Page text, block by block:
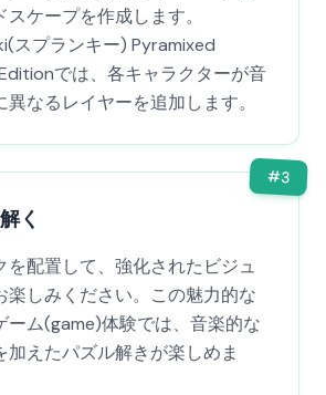
スケープを作成します。
スプランキー) Pyramixed
では、各キャラクターが音
異なるレイヤーを追加します。
#3
く
を配置して、強化されたビジュ
楽しみください。この魅力的な
ーム(game)体験では、音楽的な
加えたパズル解きが楽しめま